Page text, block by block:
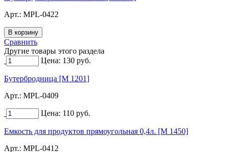
Арт.: MPL-0422
Сравнить
Другие товары этого раздела
Цена: 130 руб.
Бутербродница [М 1201]
Арт.: MPL-0409
Цена: 110 руб.
Емкость для продуктов прямоугольная 0,4л. [М 1450]
Арт.: MPL-0412